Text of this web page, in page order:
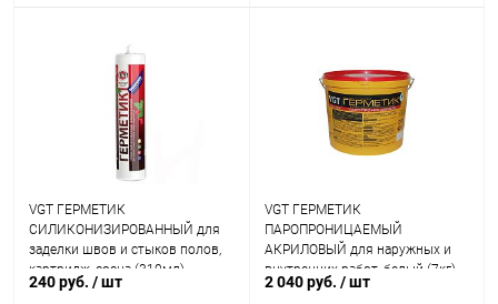
VGT ГЕРМЕТИК
СИЛИКОНИЗИРОВАННЫЙ для
заделки швов и стыков полов,
картридж, сосна (310мл)
240 руб. / шт
VGT ГЕРМЕТИК
ПАРОПРОНИЦАЕМЫЙ
АКРИЛОВЫЙ для наружных и
внутренних работ, белый (7кг)
2 040 руб. / шт